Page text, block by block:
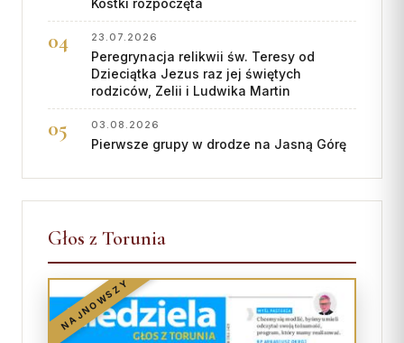
Kostki rozpoczęta
23.07.2026
Peregrynacja relikwii św. Teresy od
Dzieciątka Jezus raz jej świętych
rodziców, Zelii i Ludwika Martin
03.08.2026
Pierwsze grupy w drodze na Jasną Górę
Głos z Torunia
NAJNOWSZY